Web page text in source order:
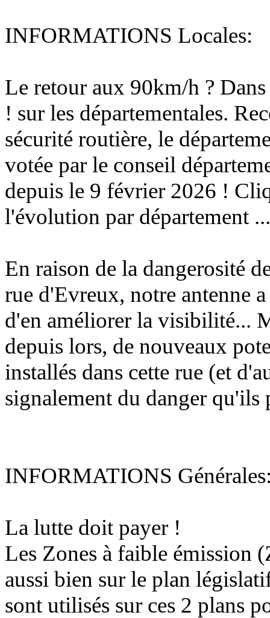
INFORMATIONS Locales:
Le retour aux 90km/h ?
! sur les départementales.
sécurité routière, le
votée par le conseil
depuis le 9 février 2026 !
l'évolution par département ...
En raison de la dangerosité
rue d'Evreux, notre antenne
d'en améliorer la visibilité...
depuis lors, de nouveaux
installés dans cette rue (et
signalement du danger qu'ils
INFORMATIONS
La lutte doit payer !
Les Zones à faible émission
aussi bien sur le plan
sont utilisés sur ces 2 plans